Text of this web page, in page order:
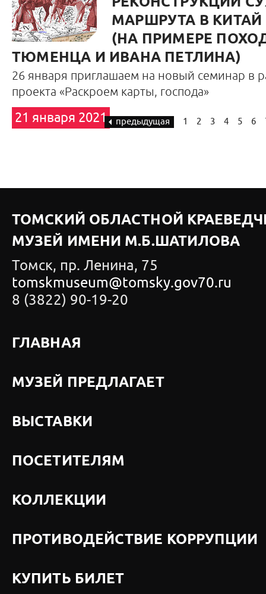
МАРШРУТА В КИТАЙ
(НА ПРИМЕРЕ
ТЮМЕНЦА И ИВАНА ПЕТЛИНА)
26 января приглашаем на новый семинар в
проекта «Раскроем карты, господа»
21 января 2021 предыдущая 1 2 3 4 5 6
ТОМСКИЙ ОБЛАСТНОЙ
МУЗЕЙ ИМЕНИ М.Б.ШАТИЛОВА
Томск, пр. Ленина, 75
tomskmuseum@tomsky.gov70.ru
8 (3822) 90-19-20
ГЛАВНАЯ
МУЗЕЙ ПРЕДЛАГАЕТ
ВЫСТАВКИ
ПОСЕТИТЕЛЯМ
КОЛЛЕКЦИИ
ПРОТИВОДЕЙСТВИЕ КОРРУПЦИИ
КУПИТЬ БИЛЕТ